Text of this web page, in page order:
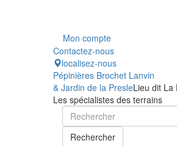
Mon compte
Contactez-nous
localisez-nous
Pépinières Brochet Lanvin
& Jardin de la PresleLieu dit La
Les spécialistes des terrains
Rechercher